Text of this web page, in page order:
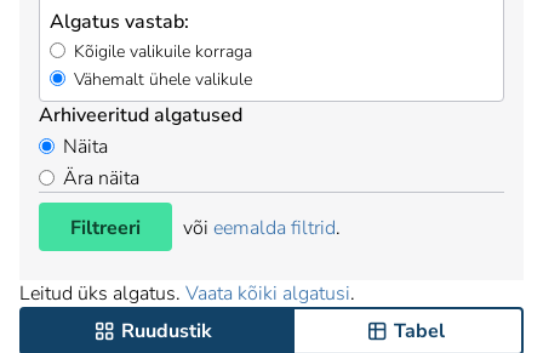
Algatus vastab:
Kõigile valikuile korraga
Vähemalt ühele valikule
Arhiveeritud algatused
Näita
Ära näita
Filtreeri
või eemalda filtrid.
Leitud üks algatus. Vaata kõiki algatusi.
Ruudustik
Tabel